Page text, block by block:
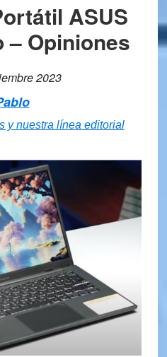
ASUS
– Opiniones
2023
y nuestra línea editorial